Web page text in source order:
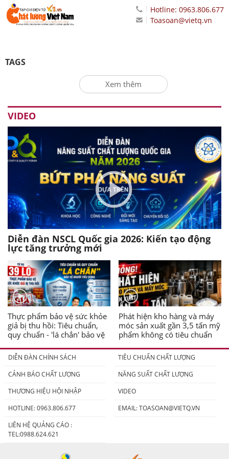
Hotline: 0963.806.677
Toasoan@vietq.vn
TAGS
Xem thêm
VIDEO
Diễn đàn NSCL Quốc gia 2026: Kiến tạo động
lực tăng trưởng mới
Thực phẩm bảo vệ sức khỏe
giả bị thu hồi: Tiêu chuẩn,
quy chuẩn - 'lá chắn' bảo vệ
Phát hiện kho hàng và máy
móc sản xuất gần 3,5 tấn mỹ
phẩm không có tiêu chuẩn
DIỄN ĐÀN CHÍNH SÁCH
TIÊU CHUẨN CHẤT LƯỢNG
CẢNH BÁO CHẤT LƯỢNG
NĂNG SUẤT CHẤT LƯỢNG
THƯƠNG HIỆU HỘI NHẬP
VIDEO
HOTLINE: 0963.806.677
EMAIL:TOASOAN@VIETQ.VN
LIÊN HỆ QUẢNG CÁO :
TEL:0988.624.621